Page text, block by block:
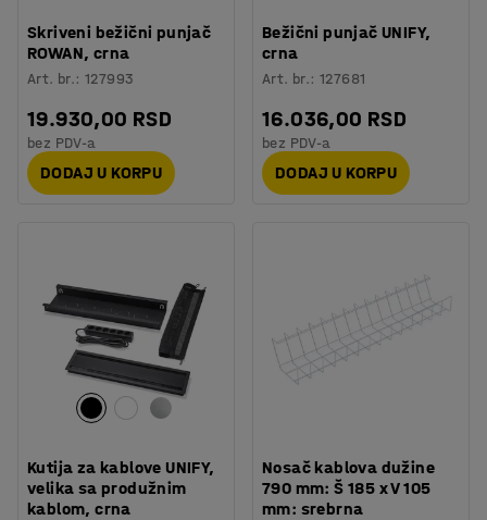
Skriveni bežični punjač
ROWAN, crna
Art. br.:127993
19.930,00 RSD
bez PDV-a
DODAJ U KORPU
Bežični punjač UNIFY,
crna
Art. br.:127681
16.036,00 RSD
bez PDV-a
DODAJ U KORPU
Kutija za kablove UNIFY,
velika sa produžnim
kablom, crna
Nosač kablova dužine
790 mm: Š 185 x V 105
mm: srebrna